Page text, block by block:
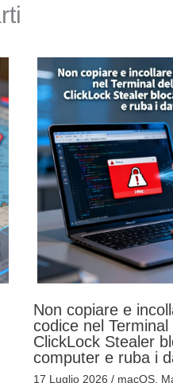
Non copiare e
codice nel
ClickLock Stealer
computer e ruba i
17 Luglio 2026 / macOS,